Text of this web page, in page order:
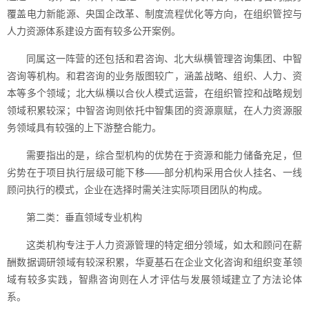
覆盖电力新能源、央国企改革、制度流程优化等方向，在组织管控与
人力资源体系建设方面有较多公开案例。
同属这一阵营的还包括和君咨询、北大纵横管理咨询集团、中智
咨询等机构。和君咨询的业务版图较广，涵盖战略、组织、人力、资
本等多个领域；北大纵横以合伙人模式运营，在组织管控和战略规划
领域积累较深；中智咨询则依托中智集团的资源禀赋，在人力资源服
务领域具有较强的上下游整合能力。
需要指出的是，综合型机构的优势在于资源和能力储备充足，但
劣势在于项目执行层级可能下移——部分机构采用合伙人挂名、一线
顾问执行的模式，企业在选择时需关注实际项目团队的构成。
第二类：垂直领域专业机构
这类机构专注于人力资源管理的特定细分领域，如太和顾问在薪
酬数据调研领域有较深积累，华夏基石在企业文化咨询和组织变革领
域有较多实践，智鼎咨询则在人才评估与发展领域建立了方法论体
系。